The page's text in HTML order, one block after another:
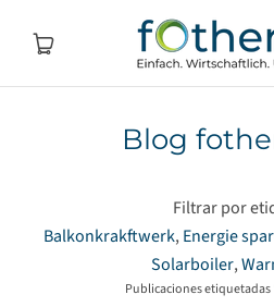
Blog
Filtrar por
Balkonkrakftwerk Energie
Solarboiler
Publicaciones etiquetadas